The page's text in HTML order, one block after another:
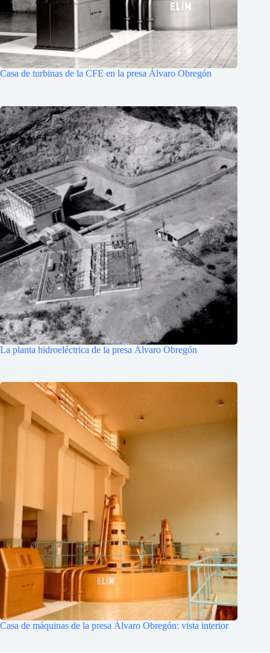
Casa de turbinas de la CFE en la presa Álvaro Obregón
La planta hidroeléctrica de la presa Álvaro Obregón
Casa de máquinas de la presa Álvaro Obregón: vista interior